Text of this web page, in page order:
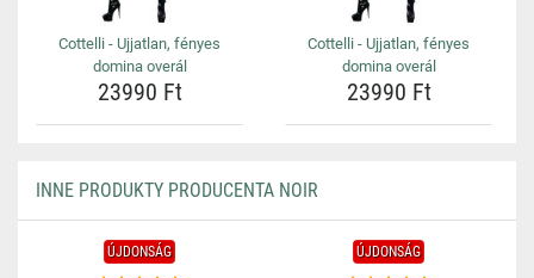
Cottelli - Ujjatlan, fényes
domina overál
23990 Ft
Cottelli - Ujjatlan, fényes
domina overál
23990 Ft
INNE PRODUKTY PRODUCENTA NOIR
ÚJDONSÁG ÚJDONSÁG